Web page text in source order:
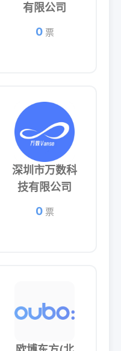
有限公司
0票
深圳市万数科
技有限公司
0票